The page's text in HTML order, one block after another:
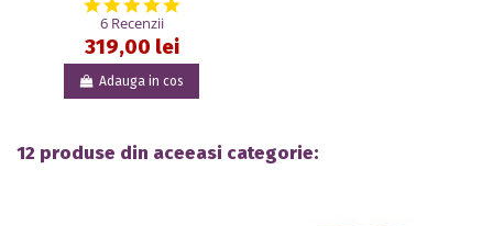
4.8 star rating
6 Recenzii
319,00 lei
Adauga in cos
12 produse din aceeasi categorie: